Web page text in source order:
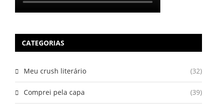
CATEGORIAS
Meu crush literário (32)
Comprei pela capa (39)